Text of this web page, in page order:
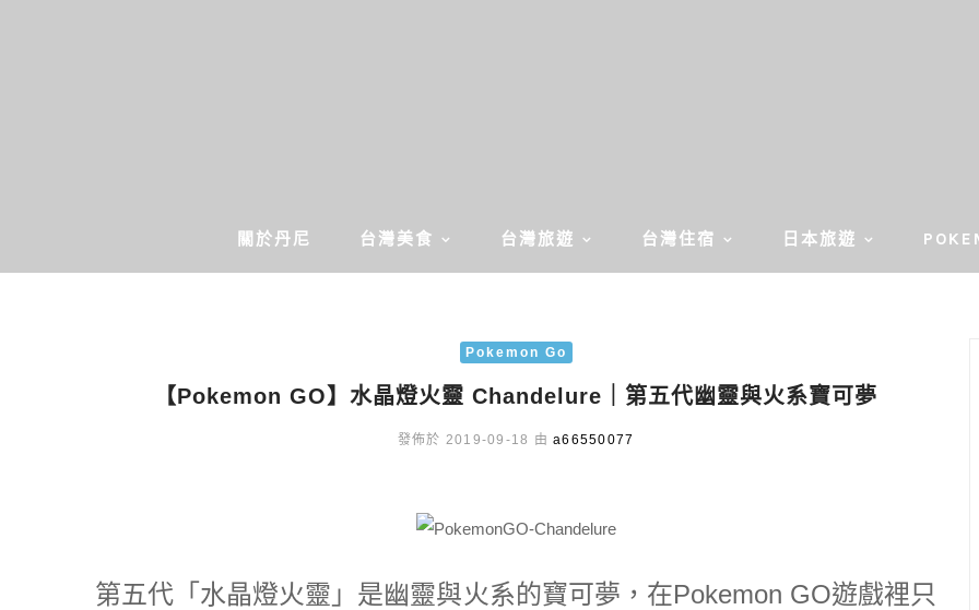
關於丹尼 台灣美食 台灣旅遊 台灣住宿 日本旅遊
Pokemon Go
【Pokemon GO】水晶燈火靈 Chandelure｜第五代幽靈與火系寶可夢
發佈於 2019-09-18 由 a66550077
第五代「水晶燈火靈」是幽靈與火系的寶可夢，在Pokemon GO遊戲裡只